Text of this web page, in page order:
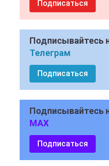
Подписаться
Подписывайтесь
Телеграм
Подписаться
Подписывайтесь
MAX
Подписаться